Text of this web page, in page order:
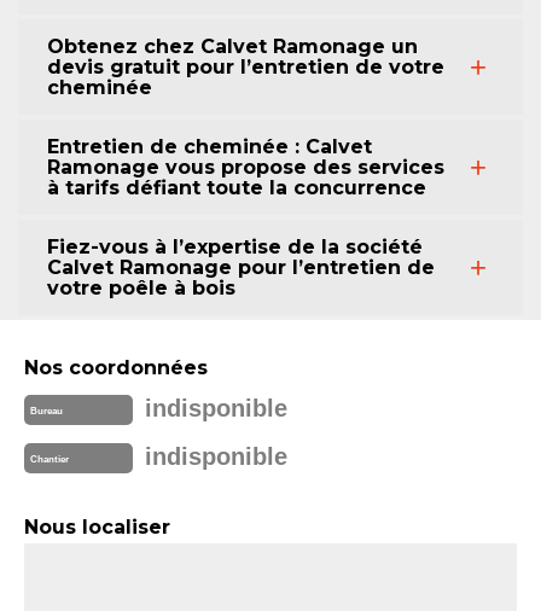
Obtenez chez Calvet Ramonage un
devis gratuit pour l’entretien de votre
cheminée
Entretien de cheminée : Calvet
Ramonage vous propose des services
à tarifs défiant toute la concurrence
Fiez-vous à l’expertise de la société
Calvet Ramonage pour l’entretien de
votre poêle à bois
Nos coordonnées
Bureau indisponible
Chantier indisponible
Nous localiser